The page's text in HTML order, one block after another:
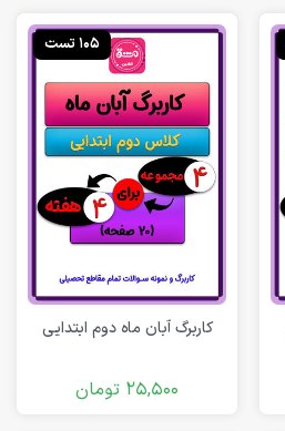
105 تست
کاربرگ آبان ماه دوم ابتدایی
25,500 تومان